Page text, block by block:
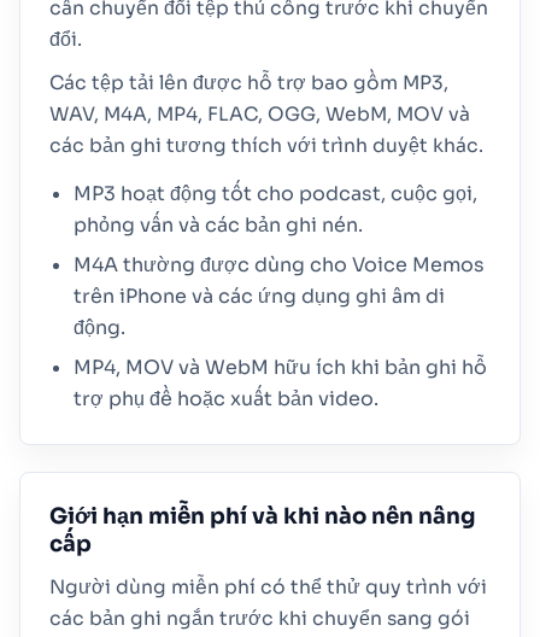
cần chuyển đổi tệp thủ công trước khi chuyển
đổi.
Các tệp tải lên được hỗ trợ bao gồm MP3,
WAV, M4A, MP4, FLAC, OGG, WebM, MOV và
các bản ghi tương thích với trình duyệt khác.
MP3 hoạt động tốt cho podcast, cuộc gọi,
phỏng vấn và các bản ghi nén.
M4A thường được dùng cho Voice Memos
trên iPhone và các ứng dụng ghi âm di
động.
MP4, MOV và WebM hữu ích khi bản ghi hỗ
trợ phụ đề hoặc xuất bản video.
Giới hạn miễn phí và khi nào nên nâng
cấp
Người dùng miễn phí có thể thử quy trình với
các bản ghi ngắn trước khi chuyển sang gói